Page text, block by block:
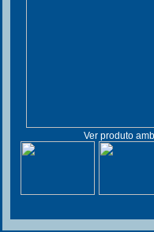
Ver produto